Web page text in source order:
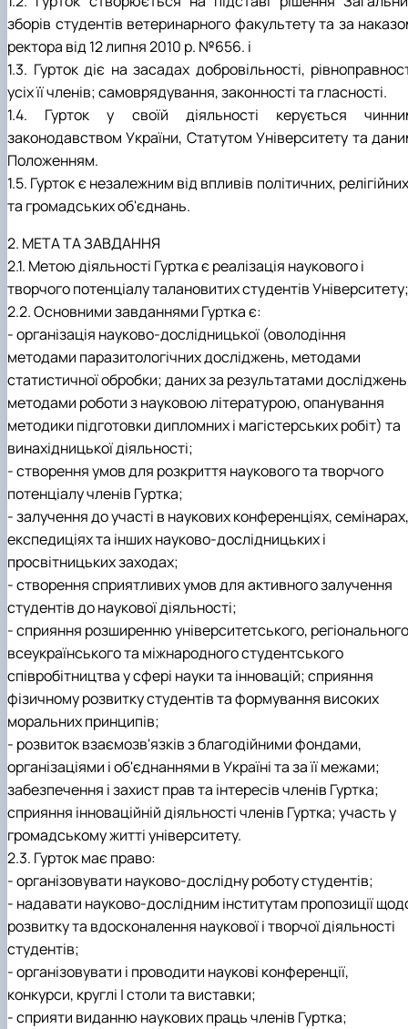
Фотогалерея
зборів студентів ветеринарного факультету та за
ректора від 12 липня 2010 р. №656. і
1.3. Гурток діє на засадах добровільності,
усіх її членів; самоврядування, законності та гласності.
1.4. Гурток у своїй діяльності керується
законодавством України, Статутом Університету та
Положенням.
1.5. Гурток є незалежним від впливів політичних, релігійних
та громадських об'єднань.
2. МЕТА ТА ЗАВДАННЯ
2.1. Метою діяльності Гуртка є реалізація наукового і
творчого потенціалу талановитих студентів Університету;
2.2. Основними завданнями Гуртка є:
- організація науково-дослідницької (оволодіння
методами паразитологічних досліджень, методами
статистичної обробки; даних за результатами
методами роботи з науковою літературою, опанування
методики підготовки дипломних і магістерських робіт) та
винахідницької діяльності;
- створення умов для розкриття наукового та творчого
потенціалу членів Гуртка;
- залучення до участі в наукових конференціях, семінарах,
експедиціях та інших науково-дослідницьких і
просвітницьких заходах;
- створення сприятливих умов для активного залучення
студентів до наукової діяльності;
- сприяння розширенню університетського,
всеукраїнського та міжнародного студентського
співробітництва у сфері науки та інновацій; сприяння
фізичному розвитку студентів та формування високих
моральних принципів;
- розвиток взаємозв'язків з благодійними фондами,
організаціями і об'єднаннями в Україні та за її межами;
забезпечення і захист прав та інтересів членів Гуртка;
сприяння інноваційній діяльності членів Гуртка; участь у
громадському житті університету.
2.3. Гурток має право:
- організовувати науково-дослідну роботу студентів;
- надавати науково-дослідним інститутам пропозиції
розвитку та вдосконалення наукової і творчої діяльності
студентів;
- організовувати і проводити наукові конференції,
конкурси, круглі | столи та виставки;
- сприяти виданню наукових праць членів Гуртка;